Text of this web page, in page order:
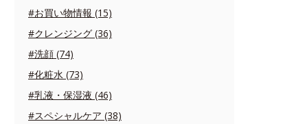
#お買い物情報 (15)
#クレンジング (36)
#洗顔 (74)
#化粧水 (73)
#乳液・保湿液 (46)
#スペシャルケア (38)